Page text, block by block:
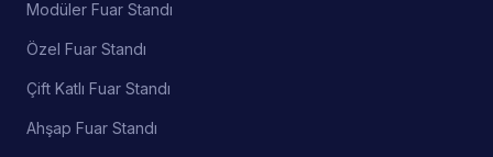
Modüler Fuar Standı
Özel Fuar Standı
Çift Katlı Fuar Standı
Ahşap Fuar Standı